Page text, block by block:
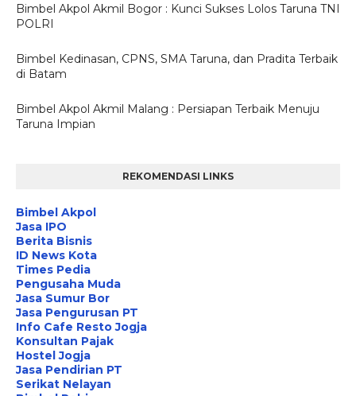
Bimbel Akpol Akmil Bogor : Kunci Sukses Lolos Taruna TNI
POLRI
Bimbel Kedinasan, CPNS, SMA Taruna, dan Pradita Terbaik
di Batam
Bimbel Akpol Akmil Malang : Persiapan Terbaik Menuju
Taruna Impian
REKOMENDASI LINKS
Bimbel Akpol
Jasa IPO
Berita Bisnis
ID News Kota
Times Pedia
Pengusaha Muda
Jasa Sumur Bor
Jasa Pengurusan PT
Info Cafe Resto Jogja
Konsultan Pajak
Hostel Jogja
Jasa Pendirian PT
Serikat Nelayan